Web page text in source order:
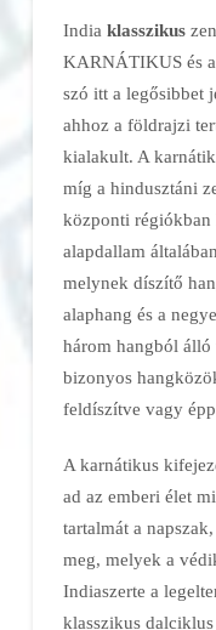
India klasszikus
KARNÁTIKUS és
szó itt a legősibbet
ahhoz a földrajzi
kialakult. A
míg a hindusztáni
központi
alapdallam
melynek díszítő
alaphang és a
három hangból álló
bizonyos
feldíszítve vagy
A karnátikus
ad az emberi élet
tartalmát a
meg, melyek a
Indiaszerte a
klasszikus dalciklus